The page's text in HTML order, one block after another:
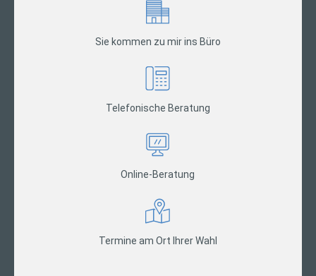
Sie kommen zu mir ins Büro
Telefonische Beratung
Online-Beratung
Termine am Ort Ihrer Wahl